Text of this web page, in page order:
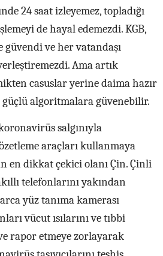
24 saat izleyemez, topladığı
de hayal edemezdi. KGB,
ve her vatandaşı
Ama artık
casuslar yerine daima hazır
güçlü algoritmalara güvenebilir.
salgınıyla
araçları kullanmaya
en dikkat çekici olanı Çin. Çinli
telefonlarını yakından
yüz tanıma kamerası
vücut ısılarını ve tıbbi
rapor etmeye zorlayarak